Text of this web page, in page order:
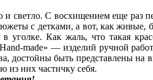
С восхищением еще раз
с детками, а вот, как
уголке. Как жаль, что такая
made» — изделий ручной
достойны быть представлены
из них частичку себя.